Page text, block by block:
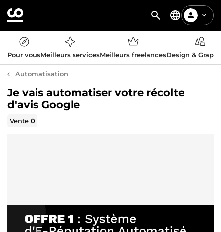
Pour vousMeilleurs servicesMeilleurs freelancesDesign &
Automatisation
Je vais automatiser votre récolte
d'avis Google
Vente0